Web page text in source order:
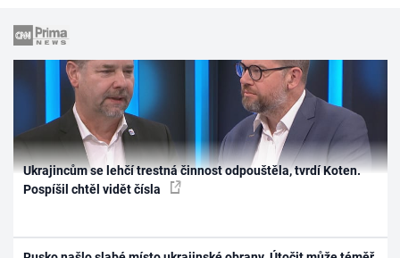
Ukrajincům se lehčí trestná činnost odpouštěla, tvrdí Koten.
Pospíšil chtěl vidět čísla